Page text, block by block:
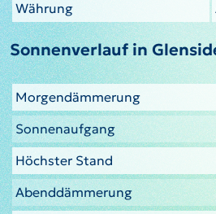
Währung
Sonnenverlauf in
Morgendämmerung
Sonnenaufgang
Höchster Stand
Abenddämmerung